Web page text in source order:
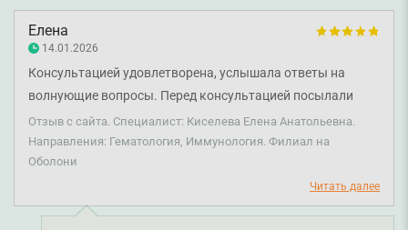
Елена
14.01.2026
Консультацией удовлетворена, услышала ответы на
волнующие вопросы. Перед консультацией посылали
результаты анализов, исследований. Врач внимательно
посмотрела и дала свои рекомендации. Здоровья и
мирного дня Елене Анатольевне и всему коллективу!
Отзыв с сайта. Специалист: Киселева Елена Анатольевна.
Направления: Гематология, Иммунология. Филиал на
Оболони
Читать далее